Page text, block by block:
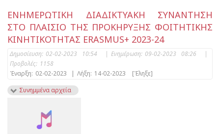
ΕΝΗΜΕΡΩΤΙΚΗ ΔΙΑΔΙΚΤΥΑΚΗ ΣΥΝΑΝΤΗΣΗ
ΣΤΟ ΠΛΑΙΣΙΟ ΤΗΣ ΠΡΟΚΗΡΥΞΗΣ ΦΟΙΤΗΤΙΚΗΣ
ΚΙΝΗΤΙΚΟΤΗΤΑΣ ERASMUS+ 2023-24
Δημοσίευση: 02-02-2023 10:54 | Ενημέρωση: 09-02-2023 08:26
|
Προβολές: 1158
Έναρξη: 02-02-2023 | Λήξη: 14-02-2023
[Έληξε]
Συνημμένα αρχεία